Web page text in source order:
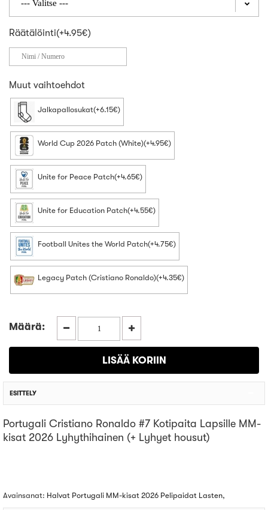
Räätälöinti(+4.95€)
Muut vaihtoehdot
Jalkapallosukat(+6.15€)
World Cup 2026 Patch (White)(+4.95€)
Unite for Peace Patch(+4.65€)
Unite for Education Patch(+4.55€)
Football Unites the World Patch(+4.75€)
Legacy Patch (Cristiano Ronaldo)(+4.35€)
Määrä:
ESITTELY
Portugali Cristiano Ronaldo #7 Kotipaita Lapsille MM-
kisat 2026 Lyhythihainen (+ Lyhyet housut)
Avainsanat: Halvat Portugali MM-kisat 2026 Pelipaidat Lasten,